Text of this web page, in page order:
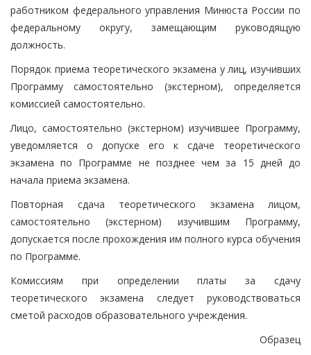
работником федерального управления Минюста России по
федеральному округу, замещающим руководящую
должность.
Порядок приема теоретического экзамена у лиц, изучивших
Программу самостоятельно (экстерном), определяется
комиссией самостоятельно.
Лицо, самостоятельно (экстерном) изучившее Программу,
уведомляется о допуске его к сдаче теоретического
экзамена по Программе не позднее чем за 15 дней до
начала приема экзамена.
Повторная сдача теоретического экзамена лицом,
самостоятельно (экстерном) изучившим Программу,
допускается после прохождения им полного курса обучения
по Программе.
Комиссиям при определении платы за сдачу
теоретического экзамена следует руководствоваться
сметой расходов образовательного учреждения.
Образец